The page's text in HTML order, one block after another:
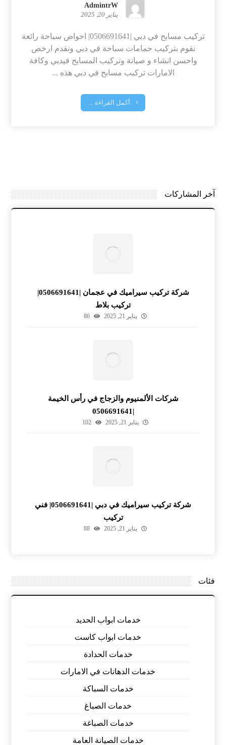
AdmintrW
يناير 20, 2025
تركيب مسابح في دبي |0506691641| احواض سباحة رائعة
نقوم بتركيب حمامات سباحة في دبي ونقدم ارخص
واحسن انشاء و صيانة وتركيب المسابح فيدبي وكافة
الامارات تركيب مسابح في دبي هذه ...
أكمل القراءة ...
آخر المشاركات
شركة تركيب سيراميك في عجمان |0506691641|
تركيب بلاط
يناير 21, 2025 86
شركات الألمنيوم والزجاج في رأس الخيمة
|0506691641
يناير 21, 2025 102
شركة تركيب سيراميك في دبي |0506691641| فني
تركيب
يناير 21, 2025 88
فئات
خدمات ابواب الحديد
خدمات ابواب كاست
خدمات الحدادة
خدمات الدهانات في الامارات
خدمات السباكة
خدمات الصباغ
خدمات الصباغة
خدمات الصيانة العامة